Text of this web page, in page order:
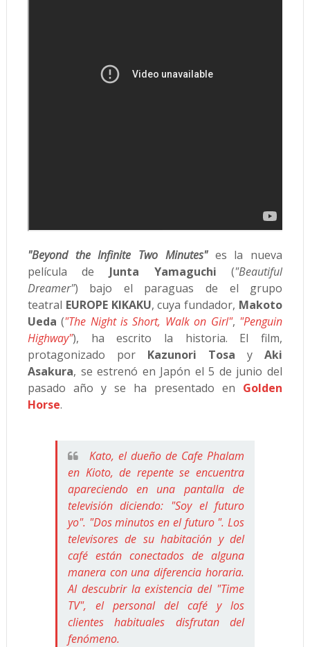
"Beyond the Infinite Two Minutes"es la nueva
película de Junta Yamaguchi("Beautiful
Dreamer") bajo el paraguas de el grupo
teatral EUROPE KIKAKU, cuya fundador, Makoto
Ueda("The Night is Short, Walk on Girl", "Penguin
Highway"), ha escrito la historia. El film,
protagonizado por Kazunori Tosa yAki
Asakura, se estrenó en Japón el 5 de junio del
pasado año y se ha presentado en Golden
Horse.
Kato, el dueño de Cafe Phalam
en Kioto, de repente se encuentra
apareciendo en una pantalla de
televisión diciendo: "Soy el futuro
yo". "Dos minutos en el futuro ". Los
televisores de su habitación y del
café están conectados de alguna
manera con una diferencia horaria.
Al descubrir la existencia del "Time
TV", el personal del café y los
clientes habituales disfrutan del
fenómeno.